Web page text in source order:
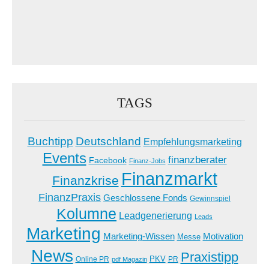
TAGS
Buchtipp Deutschland Empfehlungsmarketing
Events Facebook Finanz-Jobs finanzberater
Finanzkrise Finanzmarkt
FinanzPraxis Geschlossene Fonds Gewinnspiel
Kolumne Leadgenerierung Leads
Marketing Marketing-Wissen Messe Motivation
News Online PR pdf Magazin PKV PR Praxistipp